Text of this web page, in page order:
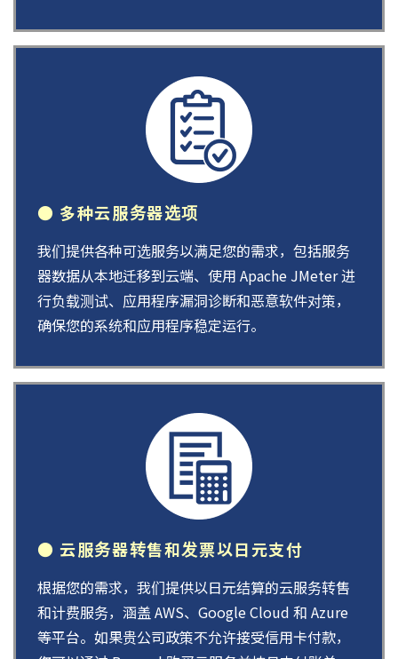
● 多种云服务器选项
我们提供各种可选服务以满足您的需求，包括服务
器数据从本地迁移到云端、使用 Apache JMeter 进
行负载测试、应用程序漏洞诊断和恶意软件对策，
确保您的系统和应用程序稳定运行。
● 云服务器转售和发票以日元支付
根据您的需求，我们提供以日元结算的云服务转售
和计费服务，涵盖 AWS、Google Cloud 和 Azure
等平台。如果贵公司政策不允许接受信用卡付款，